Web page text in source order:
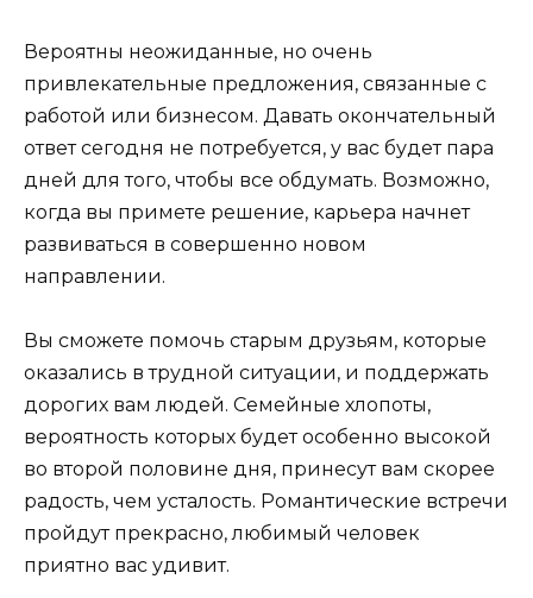
Вероятны неожиданные, но очень
привлекательные предложения, связанные с
работой или бизнесом. Давать окончательный
ответ сегодня не потребуется, у вас будет пара
дней для того, чтобы все обдумать. Возможно,
когда вы примете решение, карьера начнет
развиваться в совершенно новом
направлении.
Вы сможете помочь старым друзьям, которые
оказались в трудной ситуации, и поддержать
дорогих вам людей. Семейные хлопоты,
вероятность которых будет особенно высокой
во второй половине дня, принесут вам скорее
радость, чем усталость. Романтические встречи
пройдут прекрасно, любимый человек
приятно вас удивит.